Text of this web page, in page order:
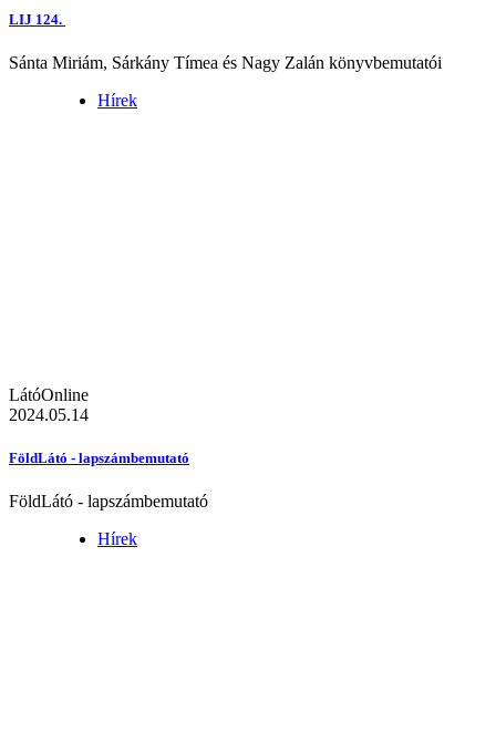
LIJ 124.
Sánta Miriám, Sárkány Tímea és Nagy Zalán könyvbemutatói
Hírek
LátóOnline
2024.05.14
FöldLátó - lapszámbemutató
FöldLátó - lapszámbemutató
Hírek